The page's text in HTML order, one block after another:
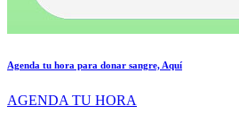
Agenda tu hora para donar sangre, Aquí
AGENDA TU HORA